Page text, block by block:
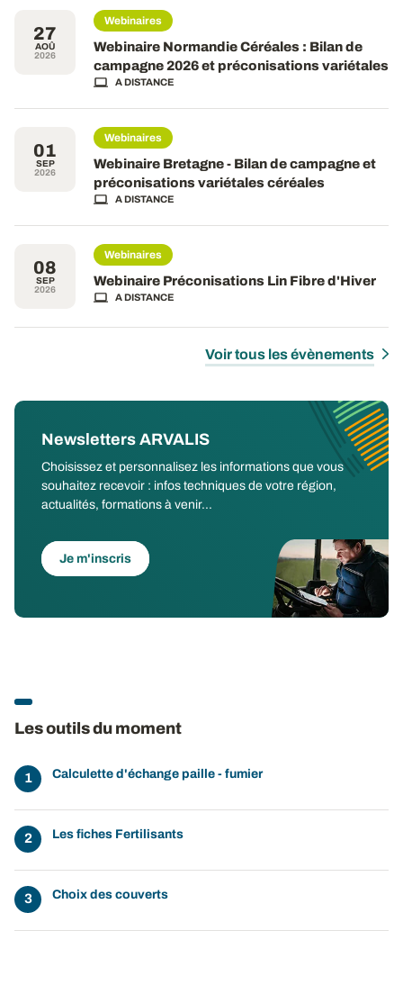
27
AOÛ
2026
Webinaires
Webinaire Normandie Céréales : Bilan de
campagne 2026 et préconisations variétales
A DISTANCE
01
SEP
2026
Webinaires
Webinaire Bretagne - Bilan de campagne et
préconisations variétales céréales
A DISTANCE
08
SEP
2026
Webinaires
Webinaire Préconisations Lin Fibre d'Hiver
A DISTANCE
Voir tous les évènements
Newsletters ARVALIS
Choisissez et personnalisez les informations que vous
souhaitez recevoir : infos techniques de votre région,
actualités, formations à venir...
Je m'inscris
Les outils du moment
Calculette d'échange paille - fumier
Les fiches Fertilisants
Choix des couverts